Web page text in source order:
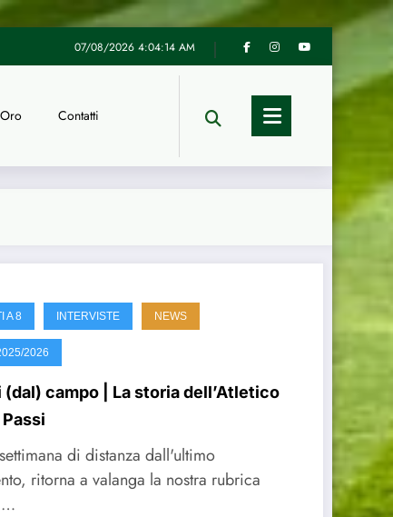
Comitato hanno diretto le finali nazionali a 11 di calcio
07/08/2026 4:04:15 AM
Contatti
A 8 INTERVISTE NEWS
2026
campo | La storia dell’Atletico
di distanza dall'ultimo
ritorna a valanga la nostra rubrica